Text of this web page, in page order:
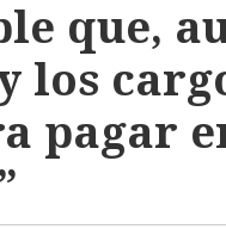
que,
los
pagar